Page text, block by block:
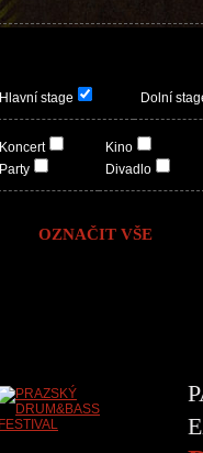
Hlavní stage Dolní
Koncert
Party
Kino
Divadlo
OZNAČIT VŠE